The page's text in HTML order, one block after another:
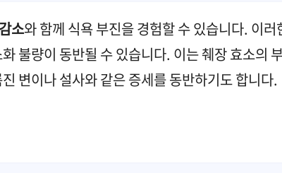
소와 함께 식욕 부진을 경험할 수 있습니다. 이
불량이 동반될 수 있습니다. 이는 췌장 효소의
변이나 설사와 같은 증세를 동반하기도 합니다.